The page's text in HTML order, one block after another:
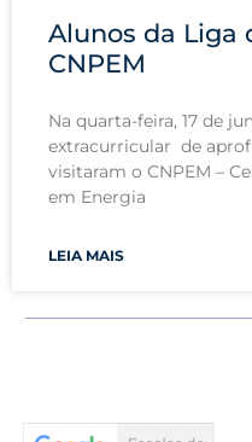
Alunos da Liga
CNPEM
Na quarta-feira, 17 de
extracurricular de
visitaram o CNPEM –
em Energia
LEIA MAIS